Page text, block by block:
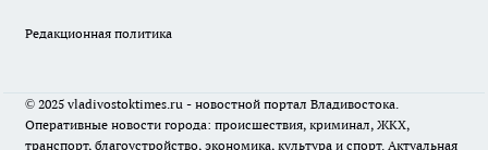
Редакционная политика
© 2025 vladivostoktimes.ru - новостной портал Владивостока.
Оперативные новости города: происшествия, криминал, ЖКХ,
транспорт, благоустройство, экономика, культура и спорт. Актуальная